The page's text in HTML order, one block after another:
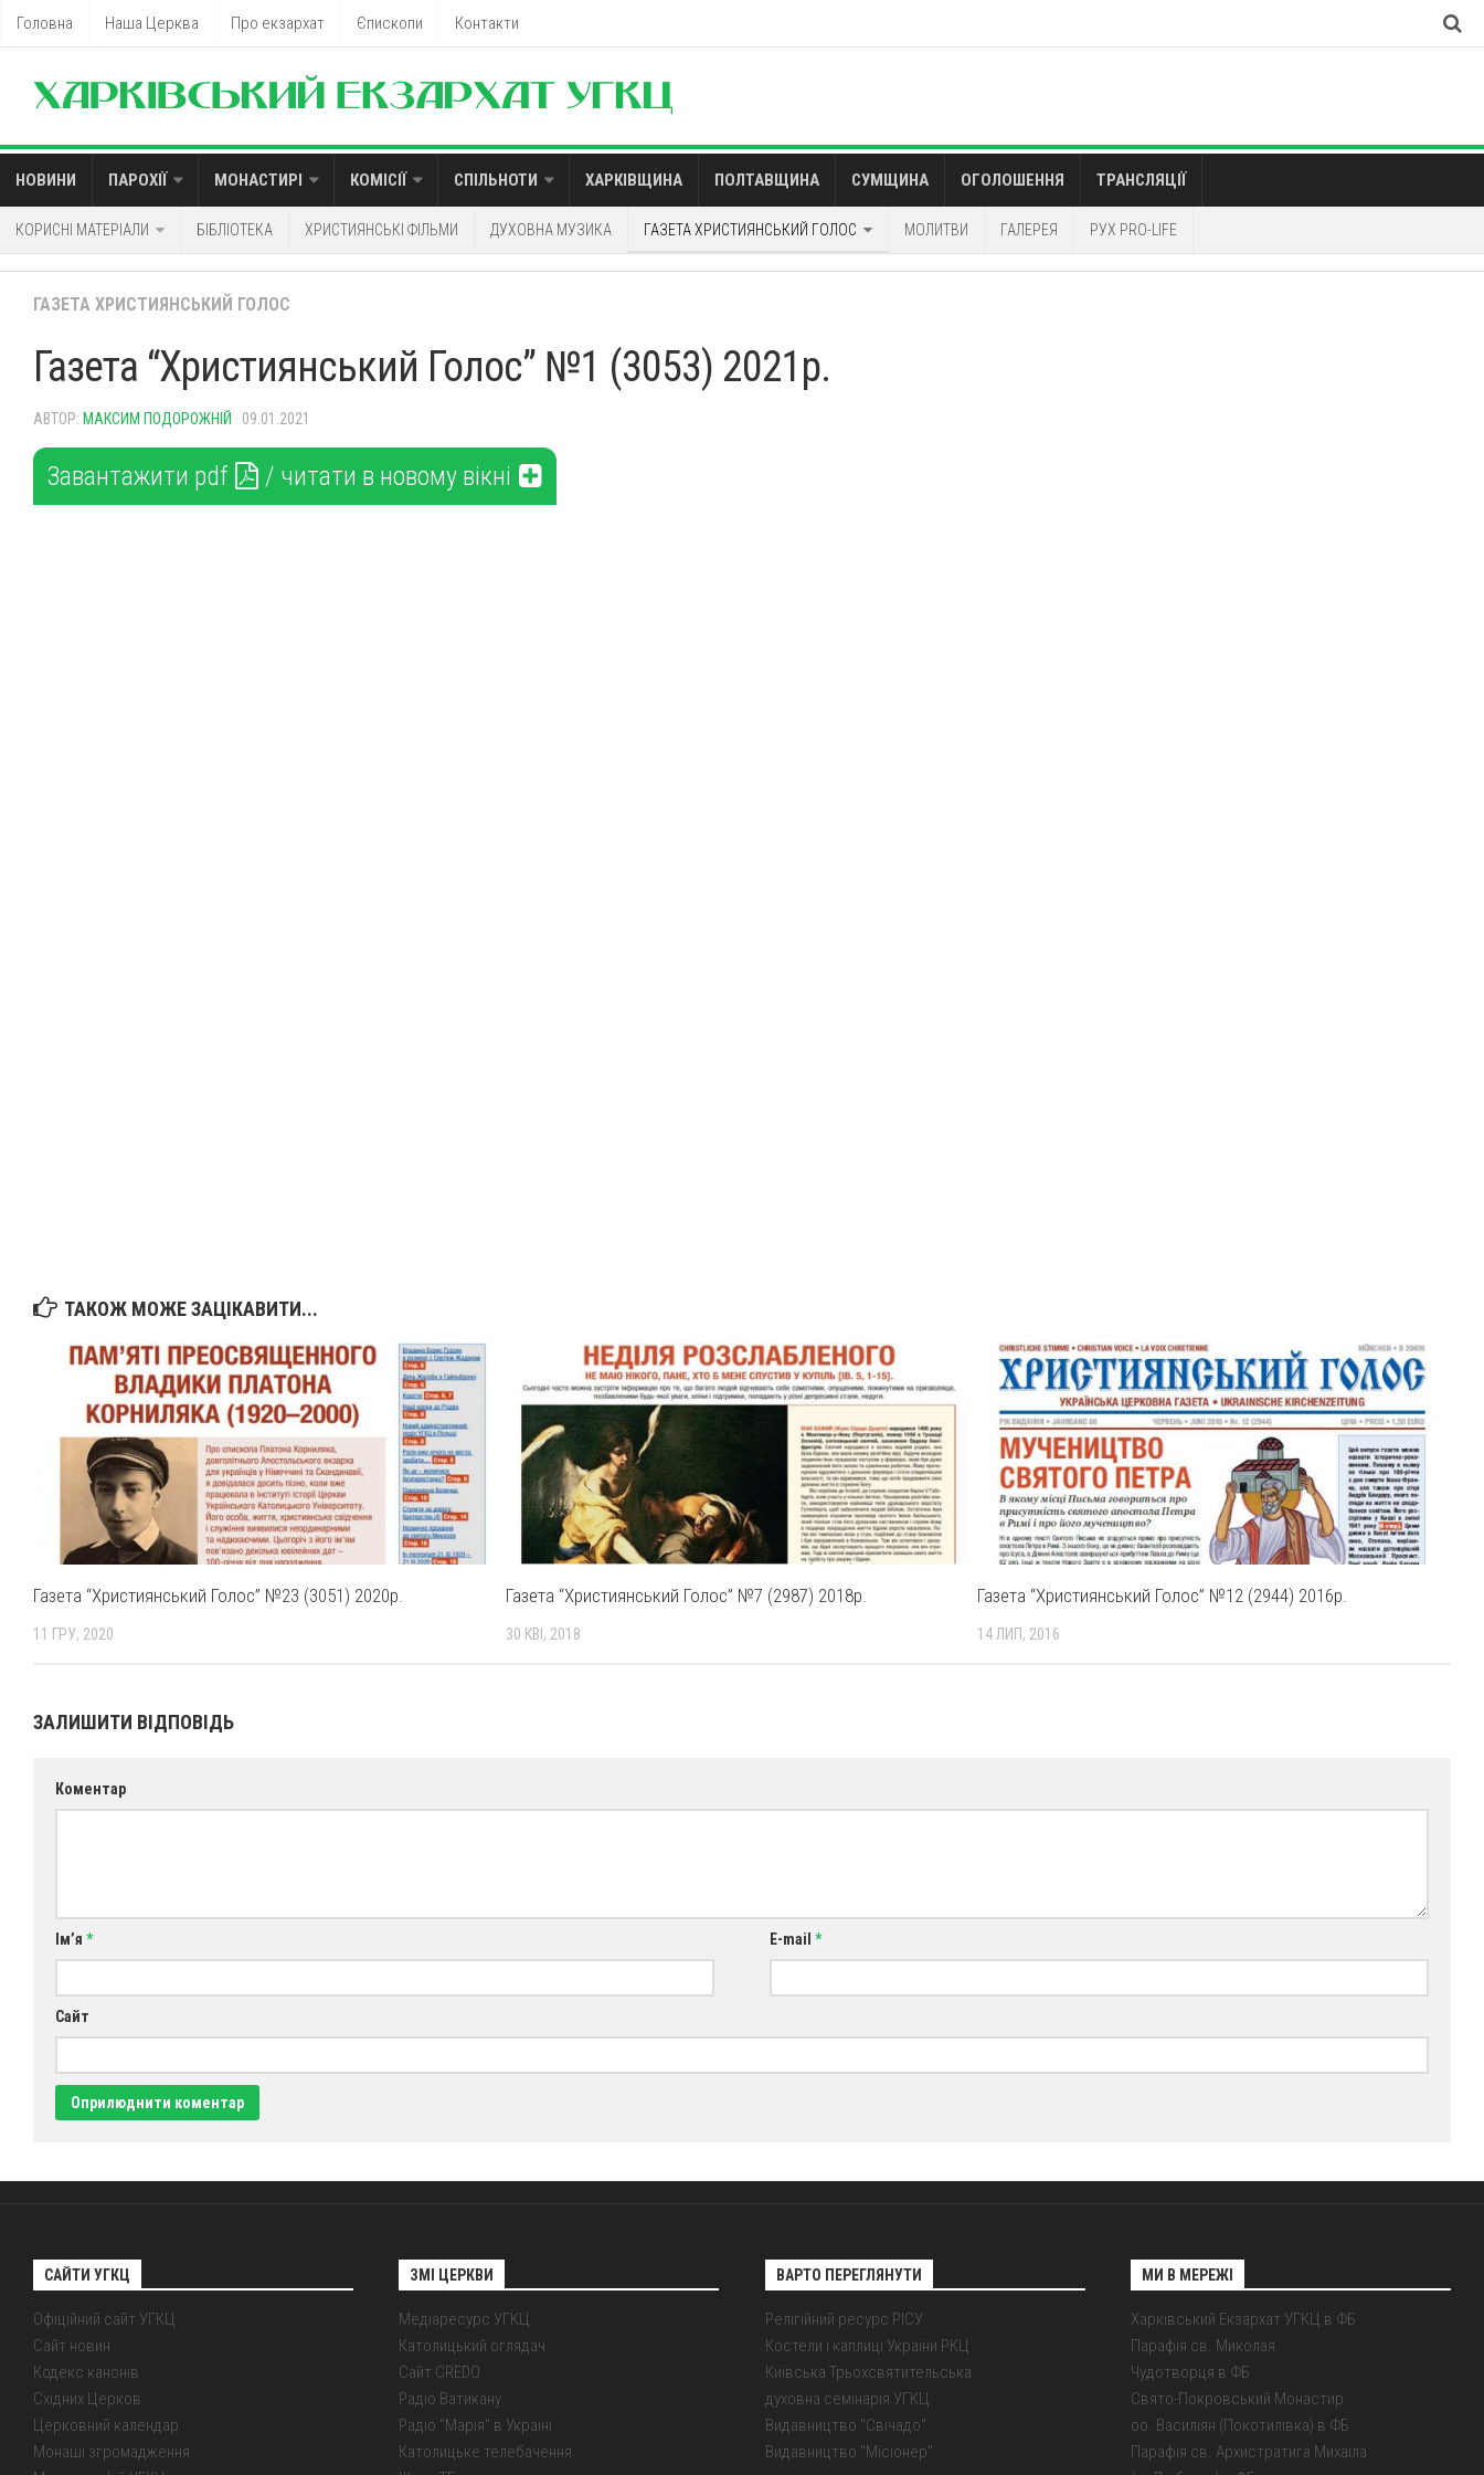
Головна Наша Церква Про екзархат Єпископи Контакти
НОВИНИ ПАРОХІЇ МОНАСТИРІ КОМІСІЇ СПІЛЬНОТИ ХАРКІВЩИНА ПОЛТАВЩИНА СУМЩИНА ОГОЛОШЕННЯ ТРАНСЛЯЦІЇ
КОРИСНІ МАТЕРІАЛИ БІБЛІОТЕКА ХРИСТИЯНСЬКІ ФІЛЬМИ ДУХОВНА МУЗИКА ГАЗЕТА ХРИСТИЯНСЬКИЙ ГОЛОС МОЛИТВИ ГАЛЕРЕЯ РУХ PRO-LIFE
ГАЗЕТА ХРИСТИЯНСЬКИЙ ГОЛОС
Газета “Християнський Голос” №1 (3053) 2021р.
АВТОР: МАКСИМ ПОДОРОЖНІЙ · 09.01.2021
Завантажити pdf / читати в новому вікні
ТАКОЖ МОЖЕ ЗАЦІКАВИТИ...
Газета “Християнський Голос” №23 (3051) 2020р.
11 ГРУ, 2020
Газета “Християнський Голос” №7 (2987) 2018р.
30 КВІ, 2018
Газета “Християнський Голос” №12 (2944) 2016р.
14 ЛИП, 2016
ЗАЛИШИТИ ВІДПОВІДЬ
Коментар
Ім’я * E-mail *
Сайт
САЙТИ УГКЦ
Офіційний сайт УГКЦ
Сайт новин
Кодекс канонів
Східних Церков
Церковний календар
Монаші згромадження
ЗМІ ЦЕРКВИ
Медіаресурс УГКЦ
Католицький оглядач
Сайт CREDO
Радіо Ватикану
Радіо "Марія" в Україні
Католицьке телебачення
ВАРТО ПЕРЕГЛЯНУТИ
Релігійний ресурс РІСУ
Костели і каплиці України РКЦ
Київська Трьохсвятительська
духовна семінарія УГКЦ
Видавництво "Свічадо"
Видавництво "Місіонер"
МИ В МЕРЕЖІ
Харківський Екзархат УГКЦ в ФБ
Парафія св. Миколая
Чудотворця в ФБ
Свято-Покровський Монастир
оо. Василіян (Покотилівка) в ФБ
Парафія св. Архистратига Михаїла